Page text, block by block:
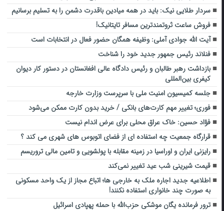
سردار طلایی نیک: باید در همه میادین باقدرت دشمن را به تسلیم برسانیم
فروش ساعت ثروتمندترین مسافر تایتانیک!
آیت الله جوادی آملی: وظیفه همگان حضور فعال در انتخابات است
فنلاند رئیس جمهور جدید خود را شناخت
بازداشت رهبر طالبان و رئیس دادگاه عالی افغانستان در دستور کار دیوان
کیفری بین‌المللی
جلسه کمیسیون امنیت ملی با سرپرست وزارت خارجه
فوری؛ تغییر مهم کارت‌های بانکی / خرید بدون کارت ممکن می‌شود
فؤاد حسین: خاک عراق محلی برای عرض اندام نیست
قرارگاه جمعیت چه استفاده ای از فضای اتوبوس های شهری می کند ؟
رایزنی ایران و اوراسیا در زمینه مقابله با پولشویی و تامین مالی تروریسم
قیمت شیرینی شب عید تغییر نمی‌کند
اطلاعیه جدید اجاره ملک به خارجی ها؛ اتباع مجاز از یک واحد مسکونی
به صورت چند خانواری استفاده نکنند!
ترور فرمانده یگان موشکی حزب‌الله با حمله پهپادی اسرائیل